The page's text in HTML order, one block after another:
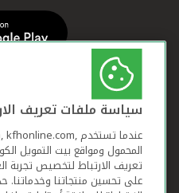
سياسة ملفات تعريف
المحمول ومواقع بيت التمويل
تعريف الارتباط لتخصيص تجربة
على تحسين منتجاتنا